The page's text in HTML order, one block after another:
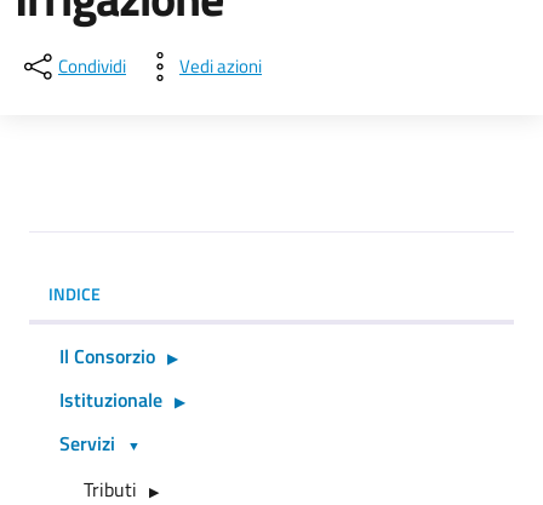
Condividi Vedi azioni
INDICE
Il Consorzio
Istituzionale
Servizi
Tributi